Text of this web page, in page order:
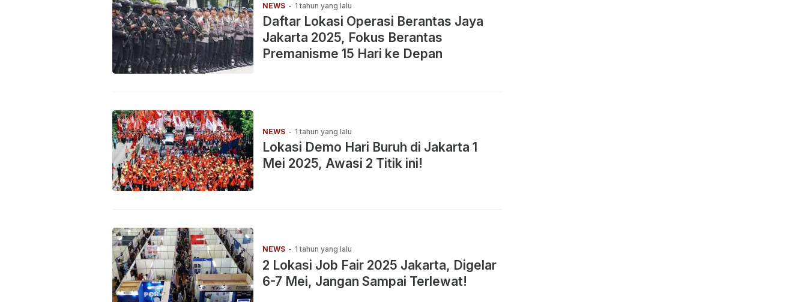
NEWS - 1 tahun yang lalu
Daftar Lokasi Operasi Berantas Jaya
Jakarta 2025, Fokus Berantas
Premanisme 15 Hari ke Depan
NEWS - 1 tahun yang lalu
Lokasi Demo Hari Buruh di Jakarta 1
Mei 2025, Awasi 2 Titik ini!
NEWS - 1 tahun yang lalu
2 Lokasi Job Fair 2025 Jakarta, Digelar
6-7 Mei, Jangan Sampai Terlewat!